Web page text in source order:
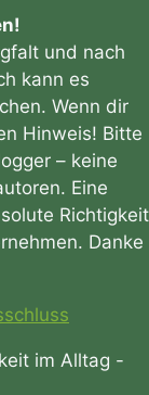
und nach
kann es
Wenn dir
Hinweis! Bitte
– keine
Eine
Richtigkeit
Danke